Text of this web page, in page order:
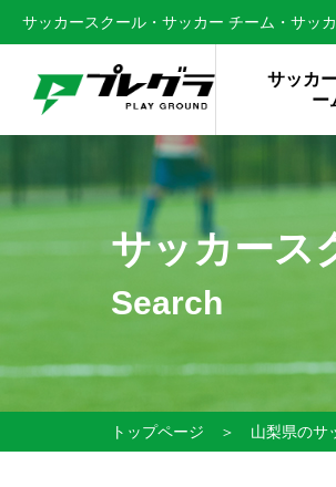
サッカースクール・サッカー チーム・サッ
サッカ
ー
サッカース
Search
トップページ ＞ 山梨県のサ